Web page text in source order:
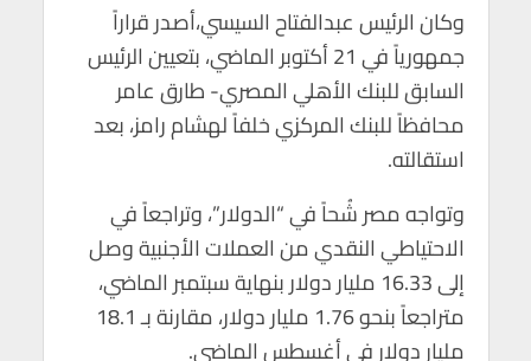
وكان الرئيس عبدالفتاح السيسي،أصدر قراراً
جمهورياً في 21 أكتوبر الماضي، بتعيين الرئيس
السابق للبنك الأهلي المصري- طارق عامر
محافظاً للبنك المركزي خلفاً لهشام رامز، بعد
استقالته.
وتواجه مصر شُحاً في “الدولار”، وتراجعاً في
الاحتياطي النقدي من العملات الأجنبية وصل
إلى 16.33 مليار دولار بنهاية سبتمبر الماضي،
متراجعاً بنحو 1.76 مليار دولار، مقارنة بـ 18.1
مليار دولار في أغسطس الماضى.